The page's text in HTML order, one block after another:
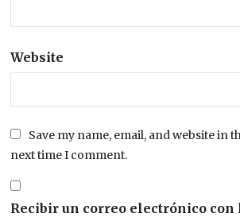
Website
Save my name, email, and website in
next time I comment.
Recibir un correo electrónico con